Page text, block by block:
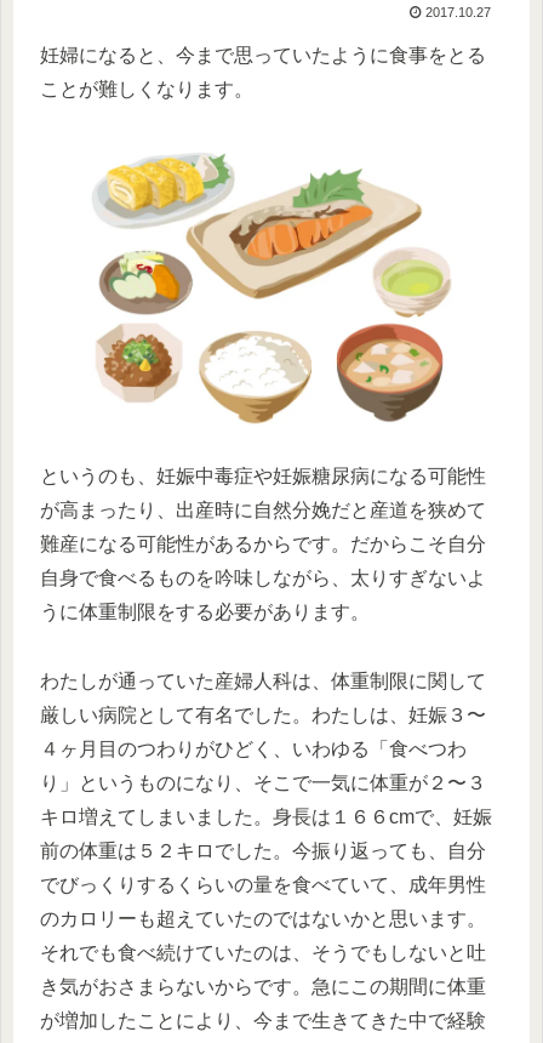
2017.10.27
妊婦になると、今まで思っていたように食事をとる
ことが難しくなります。
というのも、妊娠中毒症や妊娠糖尿病になる可能性
が高まったり、出産時に自然分娩だと産道を狭めて
難産になる可能性があるからです。だからこそ自分
自身で食べるものを吟味しながら、太りすぎないよ
うに体重制限をする必要があります。
わたしが通っていた産婦人科は、体重制限に関して
厳しい病院として有名でした。わたしは、妊娠３〜
４ヶ月目のつわりがひどく、いわゆる「食べつわ
り」というものになり、そこで一気に体重が２〜３
キロ増えてしまいました。身長は１６６cmで、妊娠
前の体重は５２キロでした。今振り返っても、自分
でびっくりするくらいの量を食べていて、成年男性
のカロリーも超えていたのではないかと思います。
それでも食べ続けていたのは、そうでもしないと吐
き気がおさまらないからです。急にこの期間に体重
が増加したことにより、今まで生きてきた中で経験